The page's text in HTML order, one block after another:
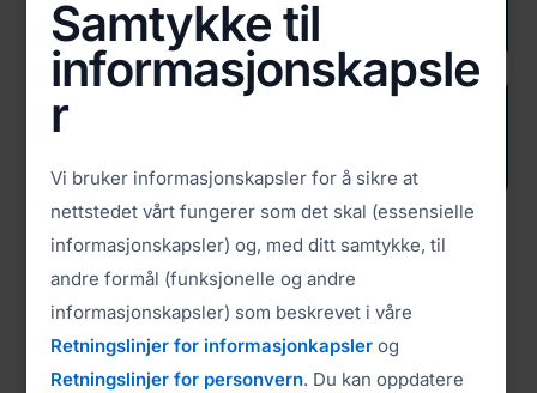
Tilgangspassord (3:14)

Previous  Next
Se alle videoer
Samtykke til
informasjonskapsle
r
Vi bruker informasjonskapsler for å sikre at
nettstedet vårt fungerer som det skal (essensielle
informasjonskapsler) og, med ditt samtykke, til
andre formål (funksjonelle og andre
informasjonskapsler) som beskrevet i våre
Retningslinjer for informasjonkapsler og
Retningslinjer for personvern. Du kan oppdatere